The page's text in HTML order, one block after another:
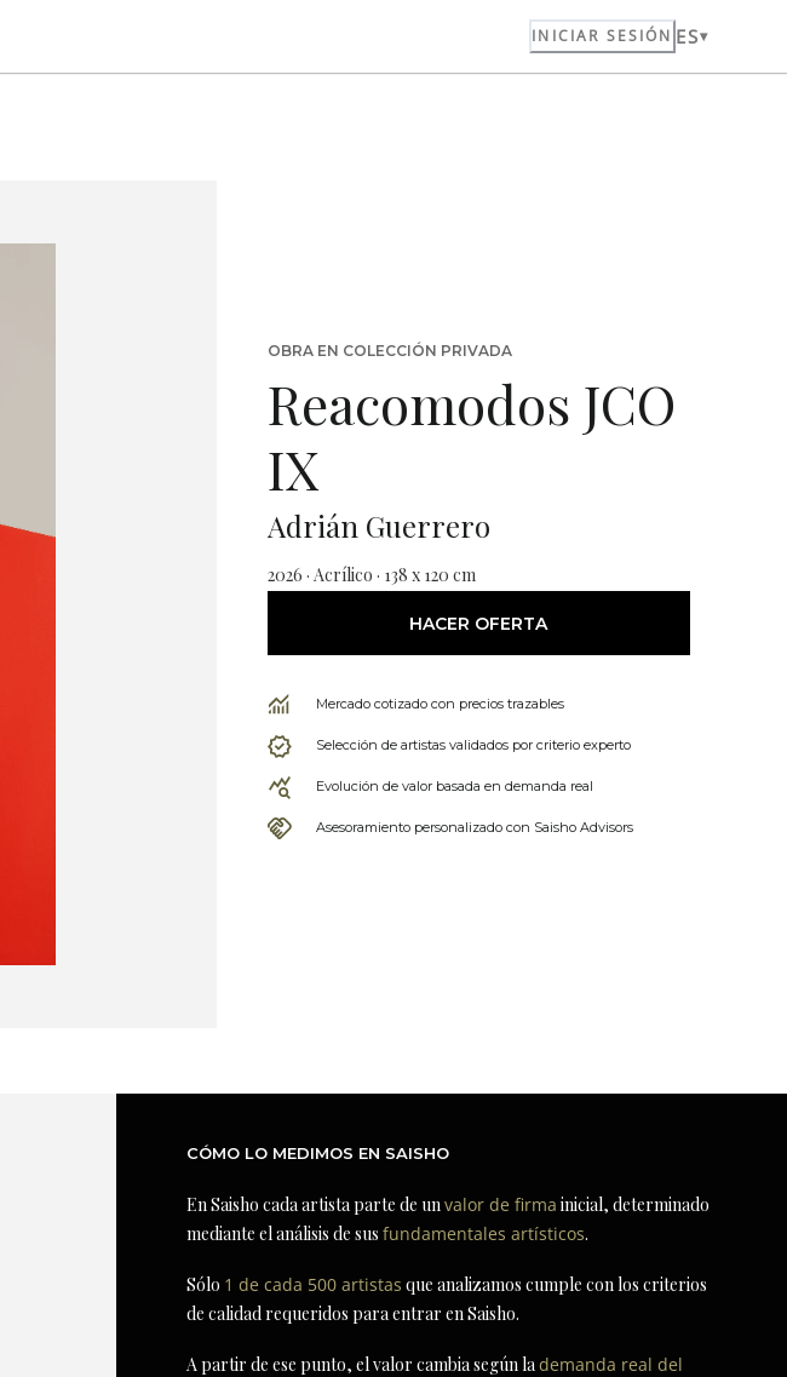
INICIAR SESIÓN ES
OBRA EN COLECCIÓN PRIVADA
Reacomodos JCO
IX
Adrián Guerrero
2026 · Acrílico · 138 x 120 cm
HACER OFERTA
Mercado cotizado con precios trazables
Selección de artistas validados por criterio experto
Evolución de valor basada en demanda real
Asesoramiento personalizado con Saisho Advisors
CÓMO LO MEDIMOS EN SAISHO
En Saisho cada artista parte de unvalor de firma inicial, determinado
mediante el análisis de susfundamentales artísticos.
Sólo 1 de cada 500 artistas que analizamos cumple con los criterios
de calidad requeridos para entrar en Saisho.
A partir de ese punto, el valor cambia según lademanda real del